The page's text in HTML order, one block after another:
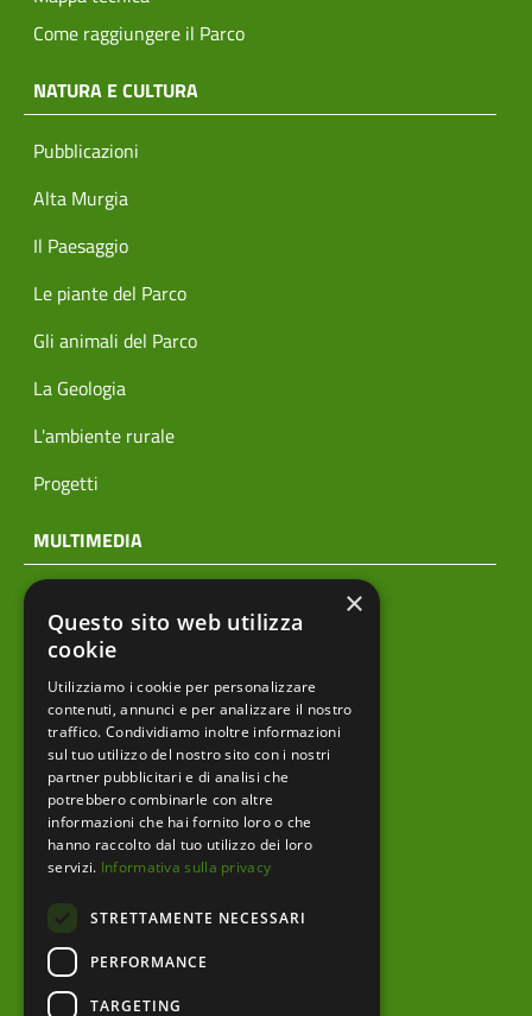
Come raggiungere il Parco
NATURA E CULTURA
Pubblicazioni
Alta Murgia
Il Paesaggio
Le piante del Parco
Gli animali del Parco
La Geologia
L'ambiente rurale
Progetti
MULTIMEDIA
Archivio news
Prodotti editoriali
menu footer
Ente
Amministrazione trasparente
Bandi e Avvisi
Area riservata
×
Questo sito web utilizza
cookie
Utilizziamo i cookie per personalizzare
contenuti, annunci e per analizzare il nostro
traffico. Condividiamo inoltre informazioni
sul tuo utilizzo del nostro sito con i nostri
partner pubblicitari e di analisi che
potrebbero combinarle con altre
informazioni che hai fornito loro o che
hanno raccolto dal tuo utilizzo dei loro
servizi. Informativa sulla privacy
STRETTAMENTE NECESSARI
PERFORMANCE
TARGETING